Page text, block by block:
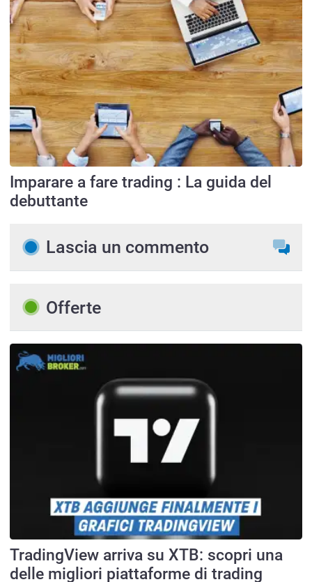
Imparare a fare trading : La guida del
debuttante
Lascia un commento
Offerte
TradingView arriva su XTB: scopri una
delle migliori piattaforme di trading